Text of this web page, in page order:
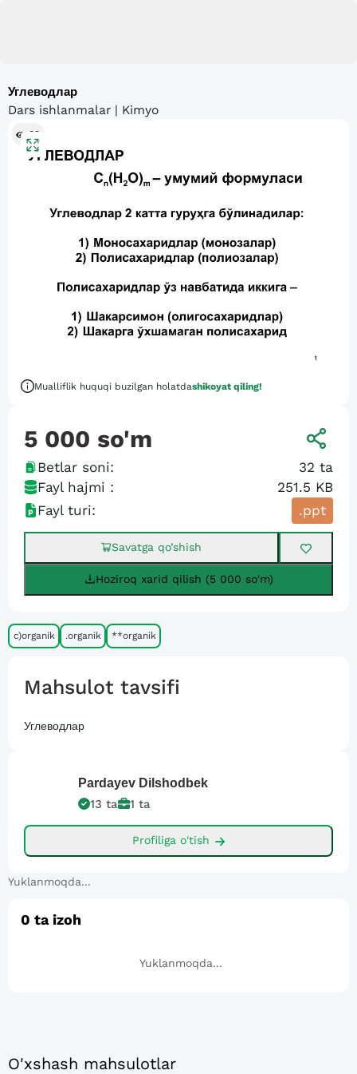
Углеводлар
Dars ishlanmalar | Kimyo
89
Mualliflik huquqi buzilgan holatdashikoyat qiling!
5 000 so'm
Betlar soni: 32 ta
Fayl hajmi :
251.5 KB
Fayl turi:
.ppt
Savatga qo’shish
Hoziroq xarid qilish (5 000 so'm)
c)organik .organik **organik
Mahsulot tavsifi
Углеводлар
Pardayev Dilshodbek
13 ta 1 ta
Profiliga o'tish
Yuklanmoqda...
0 ta izoh
Yuklanmoqda...
O'xshash mahsulotlar